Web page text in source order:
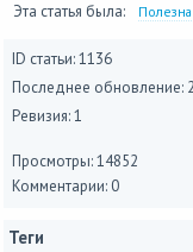
Эта статья была: Полезна
ID статьи: 1136
Последнее обновление:
Ревизия: 1
Просмотры: 14852
Комментарии: 0
Теги